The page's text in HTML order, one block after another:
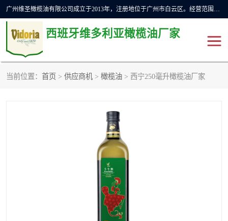
广州维圣橄榄油有限公司成立于2013年，注册地位于广州市白云区。经营范围包括饲料原料销售;畜牧渔业饲料销售;化妆品批发;贸易经纪;食品进出口等，主要产品有：橄榄果渣油，橄榄油，纯橄榄油等。
西班牙维多利亚橄榄油厂家
当前位置： 首页 > 供应商机 > 橄榄油 > 西宁250毫升橄榄油厂家